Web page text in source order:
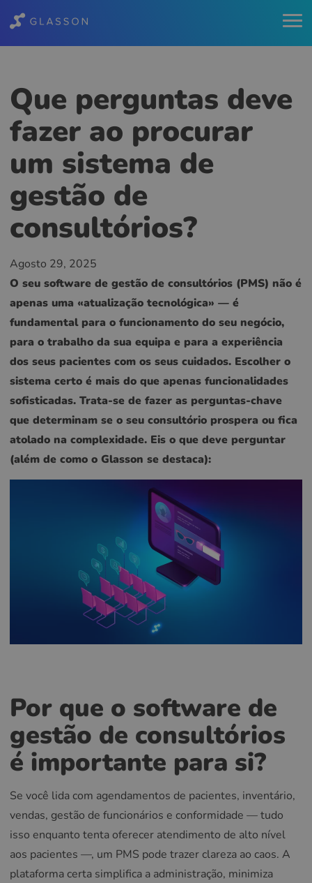
Que perguntas deve
fazer ao procurar
um sistema de
gestão de
consultórios?
Agosto 29, 2025
O seu software de gestão de consultórios (PMS) não é
apenas uma «atualização tecnológica» — é
fundamental para o funcionamento do seu negócio,
para o trabalho da sua equipa e para a experiência
dos seus pacientes com os seus cuidados. Escolher o
sistema certo é mais do que apenas funcionalidades
sofisticadas. Trata-se de fazer as perguntas-chave
que determinam se o seu consultório prospera ou fica
atolado na complexidade. Eis o que deve perguntar
(além de como o Glasson se destaca):
Por que o software de
gestão de consultórios
é importante para si?
Se você lida com agendamentos de pacientes, inventário,
vendas, gestão de funcionários e conformidade — tudo
isso enquanto tenta oferecer atendimento de alto nível
aos pacientes —, um PMS pode trazer clareza ao caos. A
plataforma certa simplifica a administração, minimiza